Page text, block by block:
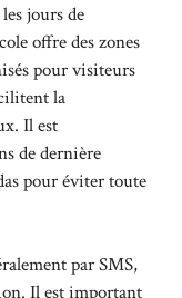
jours de
offre des zones
pour visiteurs
la
Il est
de dernière
pour éviter toute
par SMS,
Il est important